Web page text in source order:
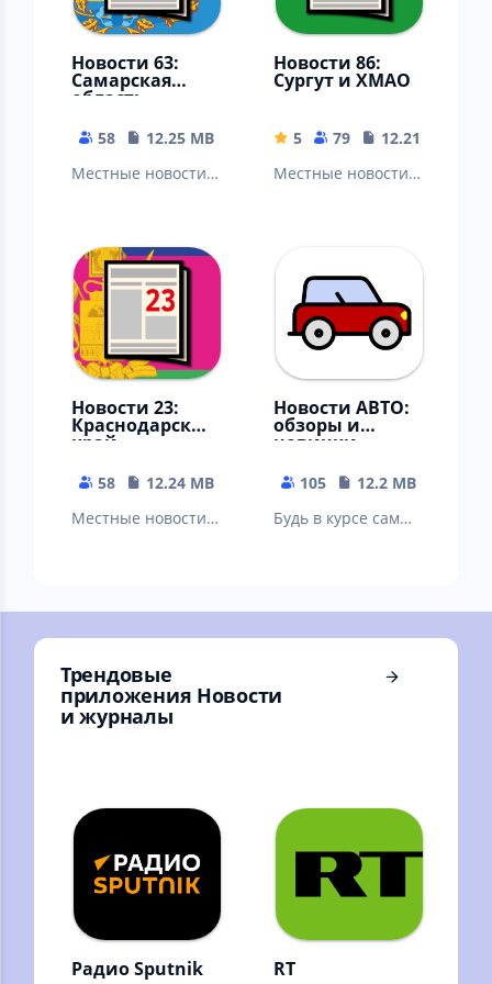
Новости 63:
Самарская
область
58
12.25 MB
Местные новости:
Новокуйбышевск,
Чапаевск,
Жигулевск…
Новости 86:
Сургут и ХМАО
5 79
12.21 MB
Местные новости:
Ханты-Мансийск,
Когалым…
Новости 23:
Краснодарский
край
58
12.24 MB
Местные новости:
Анапа, Ейск…
Новости АВТО:
обзоры и
новинки
105
12.2 MB
Будь в курсе самых
мира
Трендовые
приложения Новости
и журналы
Радио Sputnik RT